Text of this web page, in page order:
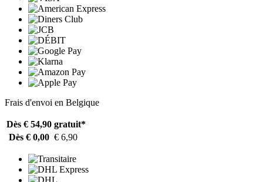
Frais d'envoi en Belgique
Dès € 54,90 gratuit*
Dès € 0,00 € 6,90